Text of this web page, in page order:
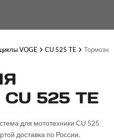
VOGE CU 525 TE
525 TE
для мототехники CU 525
доставка по России.